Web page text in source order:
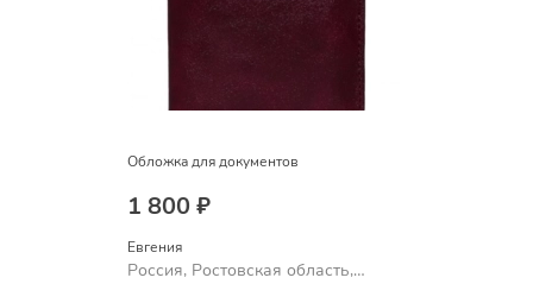
Обложка для документов
1 800 ₽
Евгения
Россия, Ростовская область,